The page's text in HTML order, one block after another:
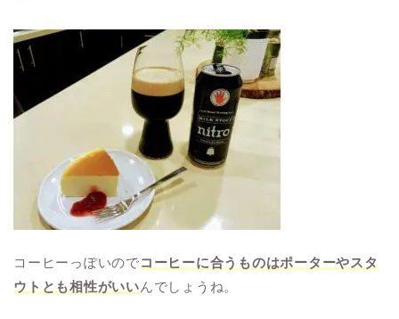
コーヒーっぽいのでコーヒーに合うものはポーターやスタ
ウトとも相性がいいんでしょうね。